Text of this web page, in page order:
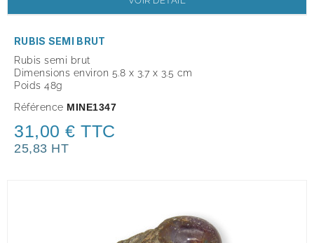
RUBIS SEMI BRUT
Rubis semi brut
Dimensions environ 5.8 x 3.7 x 3.5 cm
Poids 48g
Référence MINE1347
31,00 € TTC
25,83 HT